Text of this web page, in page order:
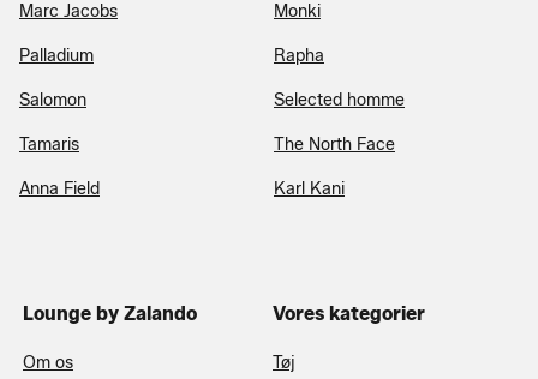
Marc Jacobs Monki
Palladium Rapha
Salomon Selected homme
Tamaris The North Face
Anna Field Karl Kani
Lounge by Zalando
Om os
Vores kategorier
Tøj